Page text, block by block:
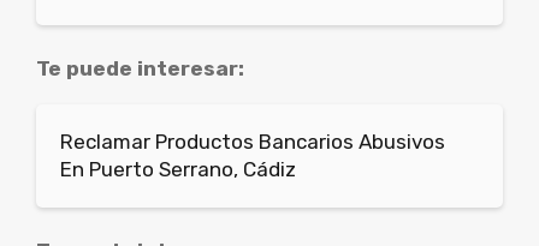
Te puede interesar:
Reclamar Productos Bancarios Abusivos
En Puerto Serrano, Cádiz